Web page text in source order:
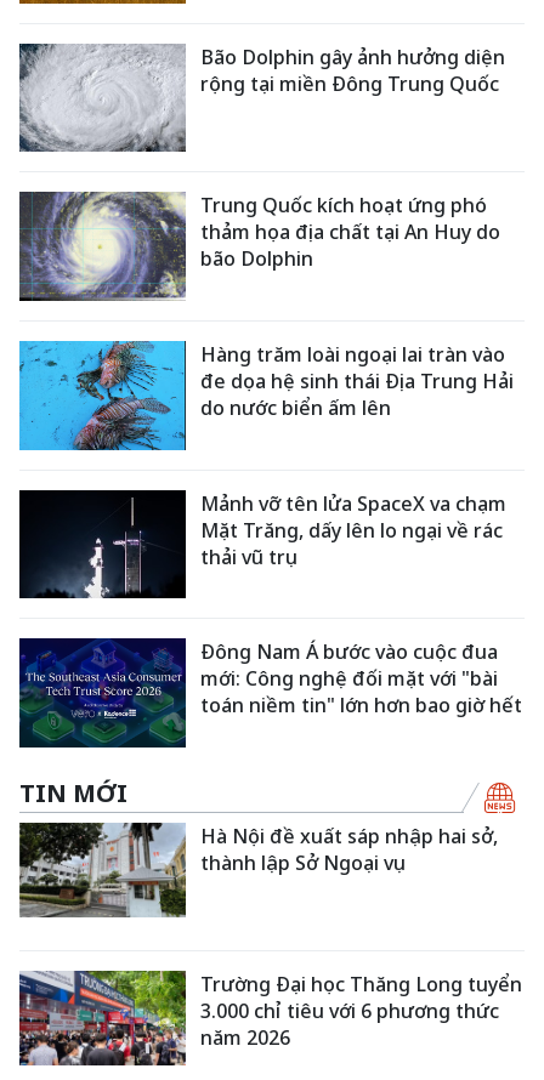
Bão Dolphin gây ảnh hưởng diện
rộng tại miền Đông Trung Quốc
Trung Quốc kích hoạt ứng phó
thảm họa địa chất tại An Huy do
bão Dolphin
Hàng trăm loài ngoại lai tràn vào
đe dọa hệ sinh thái Địa Trung Hải
do nước biển ấm lên
Mảnh vỡ tên lửa SpaceX va chạm
Mặt Trăng, dấy lên lo ngại về rác
thải vũ trụ
Đông Nam Á bước vào cuộc đua
mới: Công nghệ đối mặt với "bài
toán niềm tin" lớn hơn bao giờ hết
TIN MỚI
Hà Nội đề xuất sáp nhập hai sở,
thành lập Sở Ngoại vụ
Trường Đại học Thăng Long tuyển
3.000 chỉ tiêu với 6 phương thức
năm 2026